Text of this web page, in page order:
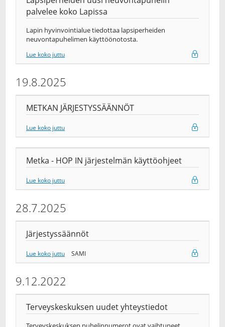
palvelee koko Lapissa
Lapin hyvinvointialue tiedottaa lapsiperheiden
neuvontapuhelimen käyttöönotosta.
Lue koko juttu
19.8.2025
METKAN JÄRJESTYSSÄÄNNÖT
Lue koko juttu
Metka - HOP IN järjestelmän käyttöohjeet
Lue koko juttu
28.7.2025
Järjestyssäännöt
Lue koko juttu SAMI
9.12.2022
Terveyskeskuksen uudet yhteystiedot